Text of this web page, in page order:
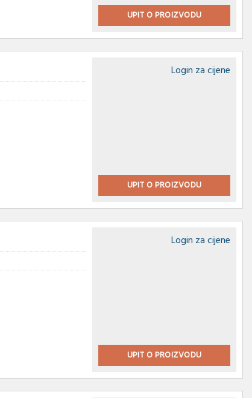
UPIT O PROIZVODU
Login za cijene
UPIT O PROIZVODU
Login za cijene
UPIT O PROIZVODU